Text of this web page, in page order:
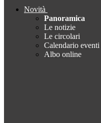
Novità
Panoramica
Le notizie
Le circolari
Calendario eventi
Albo online